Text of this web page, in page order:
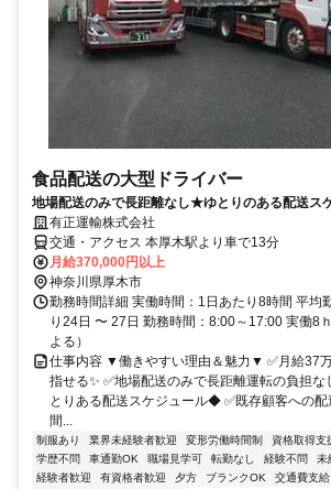
食品配送の大型ドライバー
地場配送のみで長距離なし★ゆとりのある配送ス
有正運輸株式会社
交通・アクセス 本厚木駅より車で13分
月給370,000円以上
神奈川県厚木市
勤務時間詳細 実働時間：1日あたり8時間 平均
り24日 〜 27日 勤務時間：8:00～17:00 実働8
よる）
仕事内容 ▼働きやすい理由＆魅力▼ ✅月給37
指せる✨ ✅地場配送のみで長距離運転の負担な
とりある配送スケジュール◆ ✅既存顧客への配
間...
制服あり 業界未経験者歓迎 変形労働時間制 資格取得支
学歴不問
車通勤OK 職場見学可 転勤なし 経験不問 未
経験者歓迎
有資格者歓迎 夕方 ブランクOK 交通費支給